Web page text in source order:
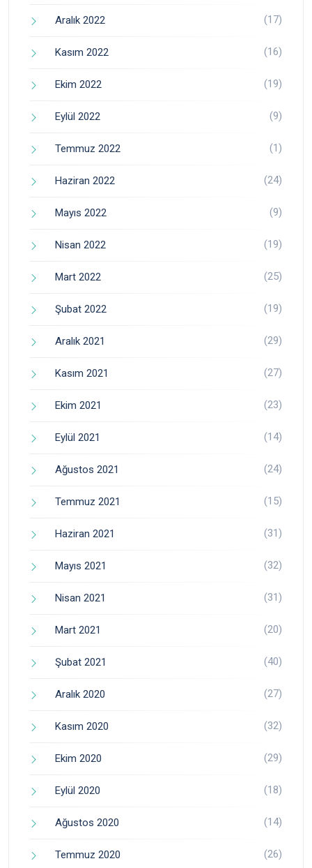
Aralık 2022 (17)
Kasım 2022 (16)
Ekim 2022 (19)
Eylül 2022 (9)
Temmuz 2022 (1)
Haziran 2022 (24)
Mayıs 2022 (9)
Nisan 2022 (19)
Mart 2022 (25)
Şubat 2022 (19)
Aralık 2021 (29)
Kasım 2021 (27)
Ekim 2021 (23)
Eylül 2021 (14)
Ağustos 2021 (24)
Temmuz 2021 (15)
Haziran 2021 (31)
Mayıs 2021 (32)
Nisan 2021 (31)
Mart 2021 (20)
Şubat 2021 (40)
Aralık 2020 (27)
Kasım 2020 (32)
Ekim 2020 (29)
Eylül 2020 (18)
Ağustos 2020 (14)
Temmuz 2020 (26)